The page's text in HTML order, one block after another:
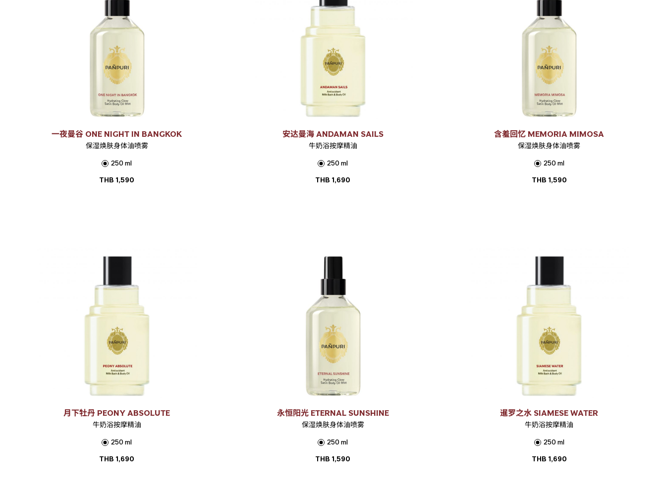
一夜曼谷 ONE NIGHT IN BANGKOK
保湿焕肤身体油喷雾
250 ml
THB 1,590
安达曼海 ANDAMAN SAILS
牛奶浴按摩精油
250 ml
THB 1,690
含羞回忆 MEMORIA MIMOSA
保湿焕肤身体油喷雾
250 ml
THB 1,590
月下牡丹 PEONY ABSOLUTE
牛奶浴按摩精油
250 ml
THB 1,690
永恒阳光 ETERNAL SUNSHINE
保湿焕肤身体油喷雾
250 ml
THB 1,590
暹罗之水 SIAMESE WATER
牛奶浴按摩精油
250 ml
THB 1,690